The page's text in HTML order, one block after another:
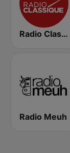
Radio Classique
Radio Meuh